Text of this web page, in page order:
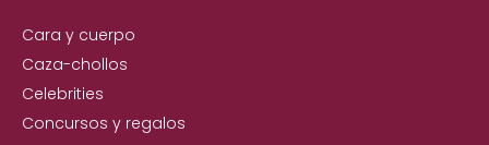
Cara y cuerpo
Caza-chollos
Celebrities
Concursos y regalos